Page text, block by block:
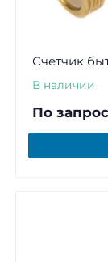
Счетчик
В наличии
По